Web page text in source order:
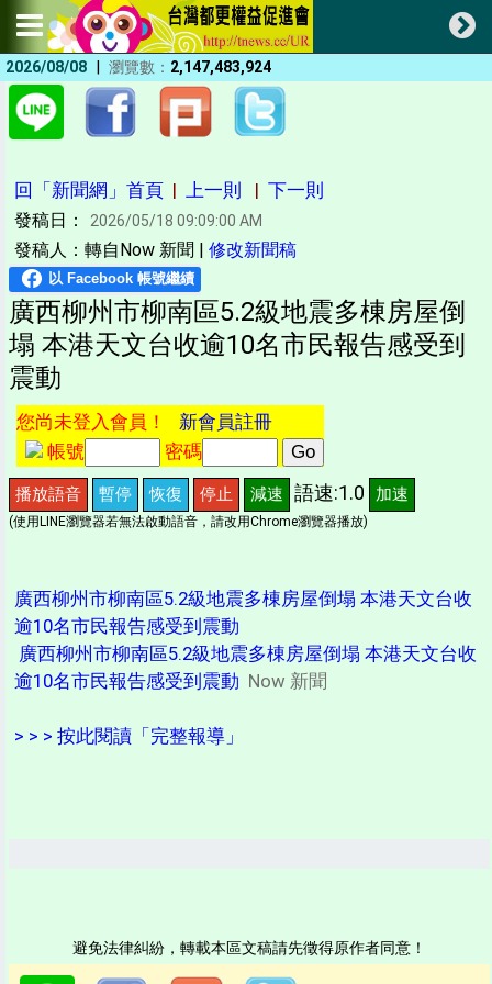
2026/08/08 | 瀏覽數： 2,147,483,924
回「新聞網」首頁 | 上一則 | 下一則
發稿日： 2026/05/18 09:09:00 AM
發稿人：轉自Now 新聞 | 修改新聞稿
廣西柳州市柳南區5.2級地震多棟房屋倒
塌 本港天文台收逾10名市民報告感受到
震動
您尚未登入會員！ 新會員註冊
帳號
密碼
播放語音 暫停 恢復 停止 減速 語速:1.0 加速
(使用LINE瀏覽器若無法啟動語音，請改用Chrome瀏覽器播放)
廣西柳州市柳南區5.2級地震多棟房屋倒塌 本港天文台收
逾10名市民報告感受到震動
廣西柳州市柳南區5.2級地震多棟房屋倒塌 本港天文台收
逾10名市民報告感受到震動 Now 新聞
> > > 按此閱讀「完整報導」
避免法律糾紛，轉載本區文稿請先徵得原作者同意！